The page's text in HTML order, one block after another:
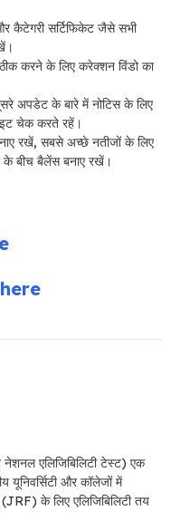
कैटेगरी सर्टिफिकेट जैसे सभी
करने के लिए करेक्शन विंडो का
अपडेट के बारे में नोटिस के लिए
चेक करते रहें।
रखें, सबसे अच्छे नतीजों के लिए
के बीच बैलेंस बनाए रखें।
नेशनल एलिजिबिलिटी टेस्ट) एक
यूनिवर्सिटी और कॉलेजों में
के लिए एलिजिबिलिटी तय